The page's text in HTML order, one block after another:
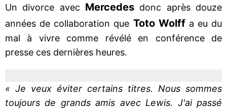
Un divorce avec Mercedes donc après douze
années de collaboration que Toto Wolff a eu du
mal à vivre comme révélé en conférence de
presse ces dernières heures.
« Je veux éviter certains titres. Nous sommes
toujours de grands amis avec Lewis. J'ai passé